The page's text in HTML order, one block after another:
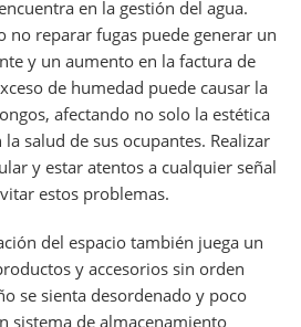
en la gestión del agua.
no reparar fugas puede generar un
y un aumento en la factura de
de humedad puede causar la
afectando no solo la estética
salud de sus ocupantes. Realizar
y estar atentos a cualquier señal
estos problemas.
del espacio también juega un
y accesorios sin orden
se sienta desordenado y poco
sistema de almacenamiento